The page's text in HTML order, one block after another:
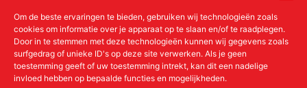
Om de beste ervaringen te bieden, gebruiken wij technologieën zoals
cookies om informatie over je apparaat op te slaan en/of te raadplegen.
Door in te stemmen met deze technologieën kunnen wij gegevens zoals
surfgedrag of unieke ID's op deze site verwerken. Als je geen
toestemming geeft of uw toestemming intrekt, kan dit een nadelige
invloed hebben op bepaalde functies en mogelijkheden.
KvKnr:41011712
Meer over de Liudgerstichten